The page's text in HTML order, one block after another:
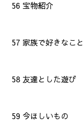
56 宝物紹介
57 家族で好きなこと
58 友達とした遊び
59 今ほしいもの